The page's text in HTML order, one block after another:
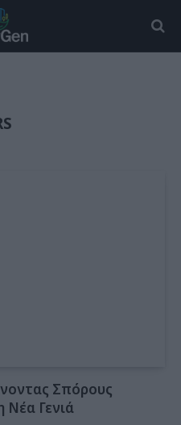
Σπόρους
Γενιά